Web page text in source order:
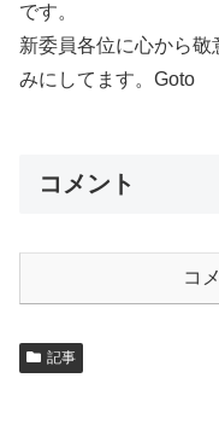
です。
新委員各位に心から
みにしてます。Goto
コメント
コ
記事